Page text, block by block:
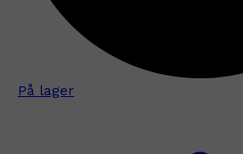
På lager